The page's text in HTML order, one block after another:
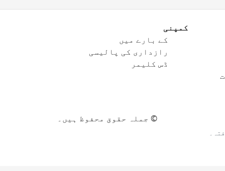
png کو eps
کمپنی
کے بارے میں
رازداری کی پالیسی
ڈس کلیمر
© جملہ حقوق محفوظ ہیں۔